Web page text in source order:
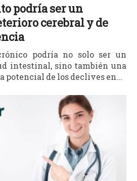
podría ser un
cerebral y de
podría no solo ser un
intestinal, sino también una
potencial de los declives en...